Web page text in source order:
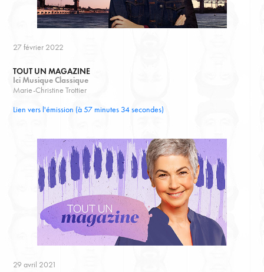
27 février 2022
TOUT UN MAGAZINE
Ici Musique Classique
Marie-Christine Trottier
Lien vers l'émission (à 57 minutes 34 secondes)
29 avril 2021